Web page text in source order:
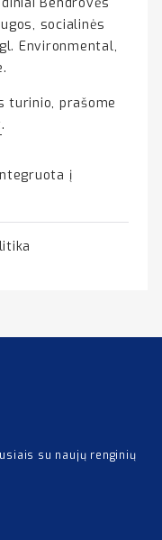
socialinės
Environmental,
turinio, prašome
.
į
su naujų renginių